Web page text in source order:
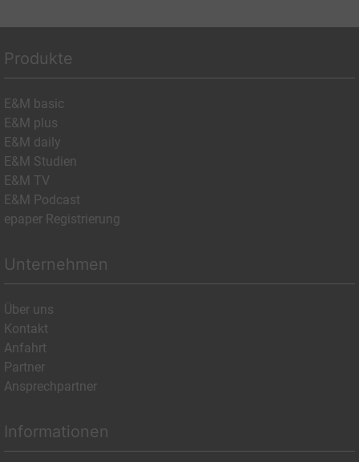
Produkte
E&M basic
E&M plus
E&M daily
E&M Studien
E&M TV
E&M Podcast
epaper Registrierung
Unternehmen
Über uns
Kontakt
Anfahrt
Partner
Ansprechpartner
Informationen